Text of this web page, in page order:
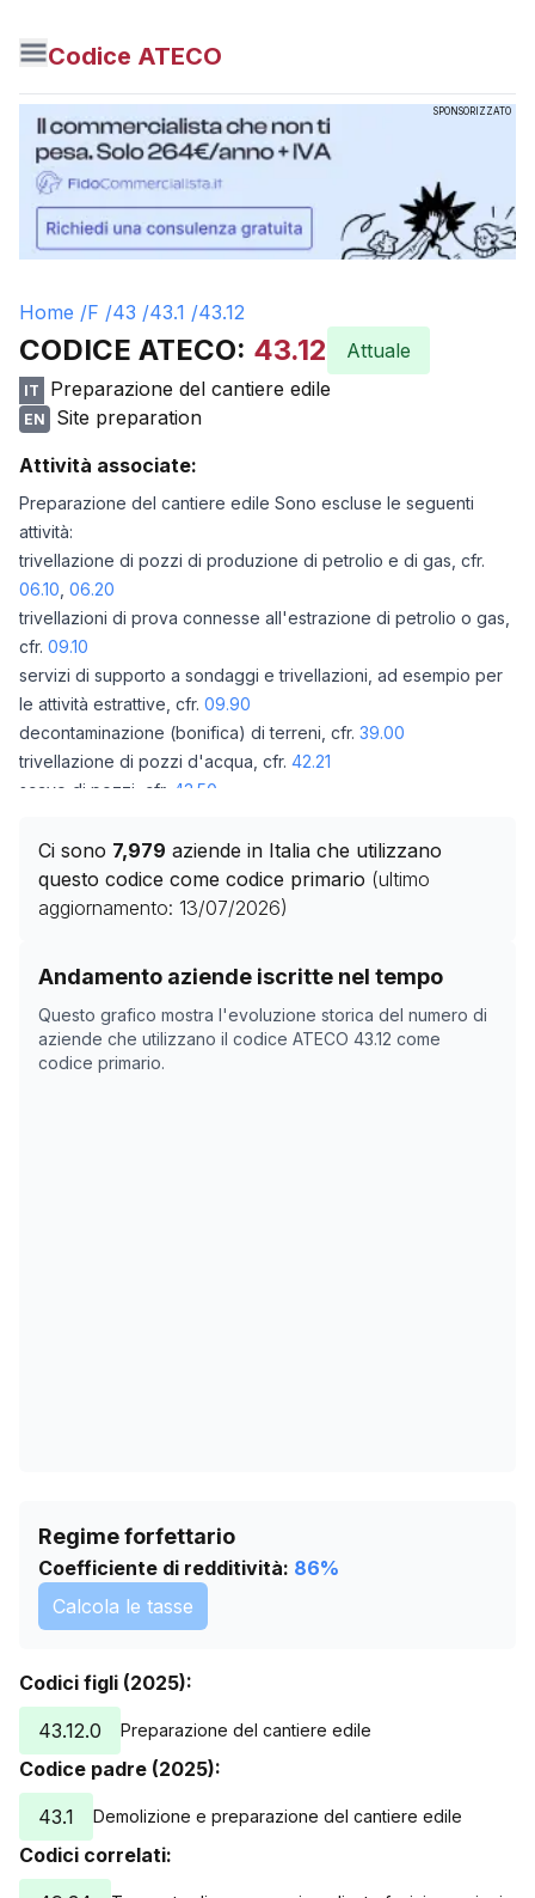
Codice ATECO
SPONSORIZZATO
Home /F /43 /43.1 /43.12
CODICE ATECO: 43.12 Attuale
IT Preparazione del cantiere edile
EN
Site preparation
Attività associate:
Preparazione del cantiere edile Sono escluse le seguenti
attività:
trivellazione di pozzi di produzione di petrolio e di gas, cfr.
06.10 06.20
trivellazioni di prova connesse all'estrazione di petrolio o gas,
cfr. 09.10
servizi di supporto a sondaggi e trivellazioni, ad esempio per
le attività estrattive, cfr. 09.90
decontaminazione (bonifica) di terreni, cfr. 39.00
trivellazione di pozzi d'acqua, cfr. 42.21
scavo di pozzi, cfr. 43.50
Ci sono 7,979 aziende in Italia che utilizzano
questo codice come codice primario (ultimo
aggiornamento: 13/07/2026)
Andamento aziende iscritte nel tempo
Questo grafico mostra l'evoluzione storica del numero di
aziende che utilizzano il codice ATECO 43.12 come
codice primario.
Storico numero di aziende con codice ATECO
Data rilevazione
29/04/2025
9282
01/11/2025
Regime forfettario
Coefficiente di redditività: 86%
Calcola le tasse
Codici figli (2025):
43.12.0
Preparazione del cantiere edile
Codice padre (2025):
43.1
Demolizione e preparazione del cantiere edile
Codici correlati: